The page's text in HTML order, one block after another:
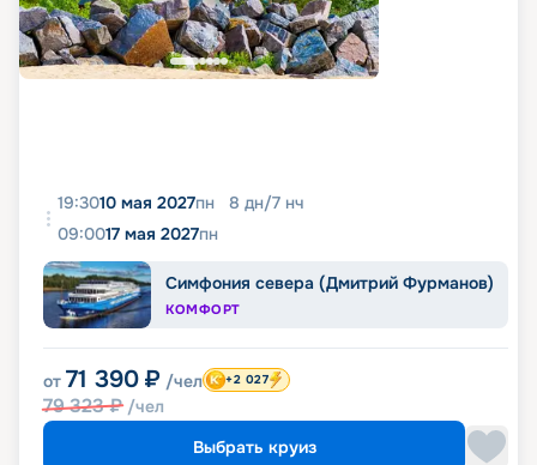
19:3010 мая 2027пн 8 дн/7 нч
09:0017 мая 2027пн
Симфония севера (Дмитрий Фурманов)
КОМФОРТ
от 71 390 ₽ /чел
79 323₽ /чел
+2 027
Выбрать круиз